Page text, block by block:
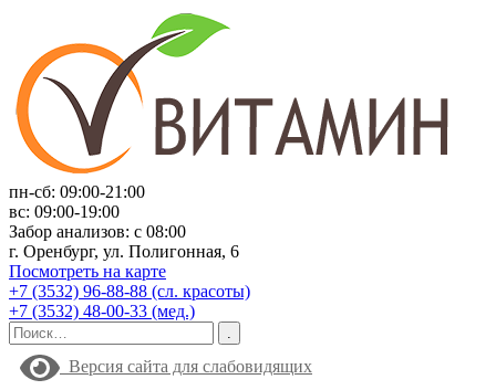
пн-сб: 09:00-21:00
вс: 09:00-19:00
Забор анализов: с 08:00
г. Оренбург, ул. Полигонная, 6
Посмотреть на карте
+7 (3532) 96-88-88 (сл. красоты)
+7 (3532) 48-00-33 (мед.)
Версия сайта для слабовидящих